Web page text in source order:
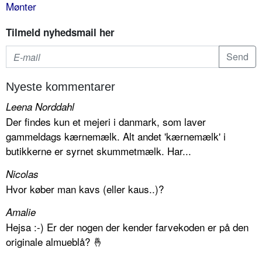
Mønter
Tilmeld nyhedsmail her
Nyeste kommentarer
Leena Norddahl
Der findes kun et mejeri i danmark, som laver
gammeldags kærnemælk. Alt andet 'kærnemælk' i
butikkerne er syrnet skummetmælk. Har...
Nicolas
Hvor køber man kavs (eller kaus..)?
Amalie
Hejsa :-) Er der nogen der kender farvekoden er på den
originale almueblå? 🤞